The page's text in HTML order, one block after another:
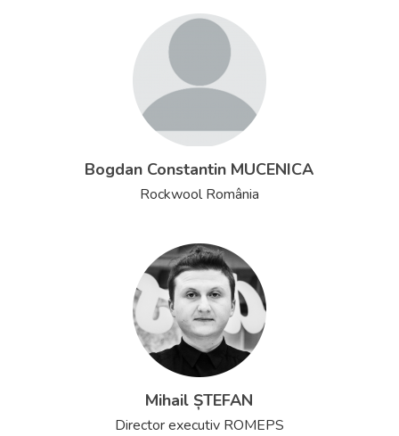
Bogdan Constantin MUCENICA
Rockwool România
Mihail ȘTEFAN
Director executiv ROMEPS